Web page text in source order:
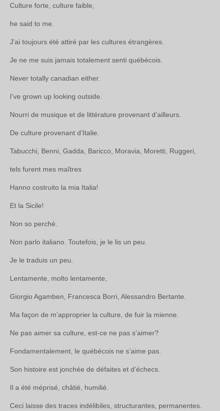
Culture forte, culture faible,
he said to me.
J’ai toujours été attiré par les cultures étrangères.
Je ne me suis jamais totalement senti québécois.
Never totally canadian either.
I’ve grown up looking outside.
Nourri de musique et de littérature provenant d’ailleurs.
De culture provenant d’Italie.
Tabucchi, Benni, Gadda, Baricco, Moravia, Moretti, Ruggeri,
tels furent mes maîtres
Hanno costruito la mia Italia!
Et la Sicile!
Non so perchè.
Non parlo italiano. Toutefois, je le lis un peu.
Je le traduis un peu.
Lentamente, molto lentamente,
Giorgio Agamben, Francesca Borri, Alessandro Bertante.
Ma façon de m’approprier la culture, de fuir la mienne.
Ne pas aimer sa culture, est-ce ne pas s’aimer?
Fondamentalement, le québécois ne s’aime pas.
Son histoire est jonchée de défaites et d’échecs.
Il a été méprisé, châtié, humilié.
Ceci laisse des traces indélibiles, structurantes, permanentes.